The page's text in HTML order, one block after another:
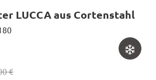
LUCCA aus Cortenstahl
€